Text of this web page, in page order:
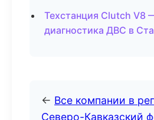
Техстанция Clutch V8
диагностика ДВС в
← Все компании в
Северо-Кавказский